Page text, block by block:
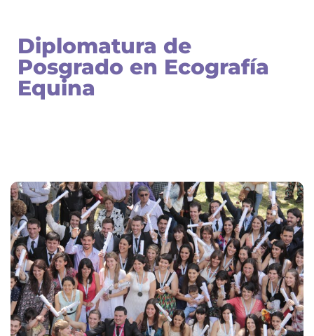
Diplomatura de
Posgrado en Ecografía
Equina